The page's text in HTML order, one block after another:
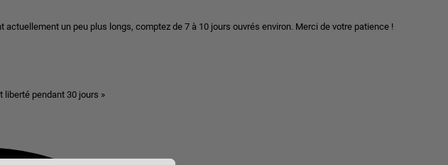
un peu plus longs, comptez de 7 à 10 jours ouvrés environ. Merci de votre patience !
pendant 30 jours »